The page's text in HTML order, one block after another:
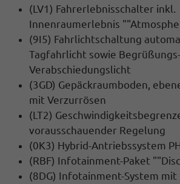
(LV1) Fahrerlebnisschalter inkl.
Innenraumerlebnis
(9I5) Fahrlichtschaltung
Tagfahrlicht sowie
Verabschiedungslicht
(3GD) Gepäckraumboden,
mit Verzurrösen
(LT2)
vorausschauender Regelung
(0K3) Hybrid-Antriebssystem
(RBF) Infotainment-Paket
(8DG) Infotainment-System mit